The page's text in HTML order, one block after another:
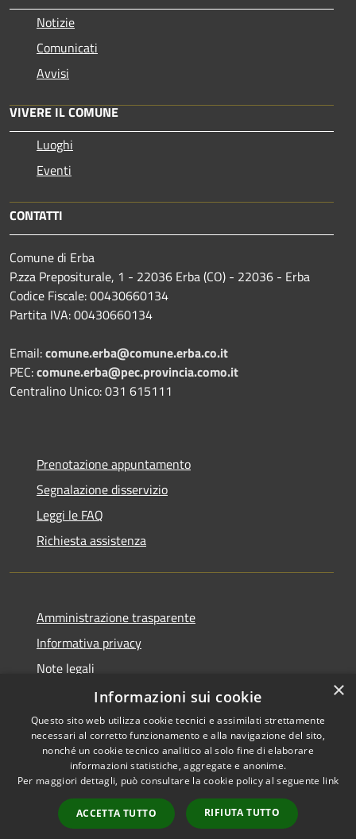
Notizie
Comunicati
Avvisi
VIVERE IL COMUNE
Luoghi
Eventi
CONTATTI
Comune di Erba
P.zza Prepositurale, 1 - 22036 Erba (CO) - 22036 - Erba
Codice Fiscale: 00430660134
Partita IVA: 00430660134
Email:comune.erba@comune.erba.co.it
PEC:comune.erba@pec.provincia.como.it
Centralino Unico: 031 615111
Prenotazione appuntamento
Segnalazione disservizio
Leggi le FAQ
Richiesta assistenza
Amministrazione trasparente
Informativa privacy
Note legali
Dichiarazione di accessibilità
RSS
Accessibilità
Copyright © 2026 • Comune di
Erba • Powered by
Municipium•
Accesso
redazione
×
Informazioni sui cookie
Questo sito web utilizza cookie tecnici e assimilati strettamente
necessari al corretto funzionamento e alla navigazione del sito,
nonché un cookie tecnico analitico al solo fine di elaborare
informazioni statistiche, aggregate e anonime.
Per maggiori dettagli, può consultare la cookie policy al seguente link
ACCETTA TUTTO RIFIUTA TUTTO